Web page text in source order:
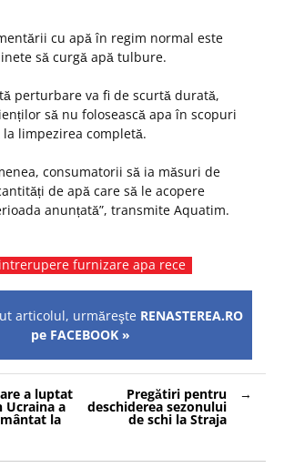
cu apă în regim normal este
să curgă apă tulbure.
perturbare va fi de scurtă durată,
să nu folosească apa în scopuri
limpezirea completă.
consumatorii să ia măsuri de
de apă care să le acopere
anunțată”, transmite Aquatim.
intrerupere furnizare apa rece
articolul, urmăreşte RENASTEREA.RO
pe FACEBOOK »
a luptat
a
la
Pregătiri pentru
deschiderea sezonului
de schi la Straja